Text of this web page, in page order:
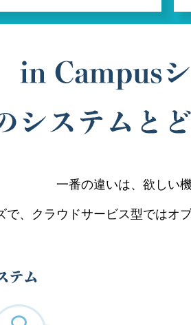
⼀番の違いは、欲しい
、クラウドサービス型ではオ